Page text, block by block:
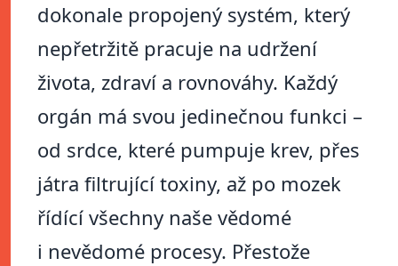
dokonale propojený systém, který
nepřetržitě pracuje na udržení
života, zdraví a rovnováhy. Každý
orgán má svou jedinečnou funkci –
od srdce, které pumpuje krev, přes
játra filtrující toxiny, až po mozek
řídící všechny naše vědomé
i nevědomé procesy. Přestože